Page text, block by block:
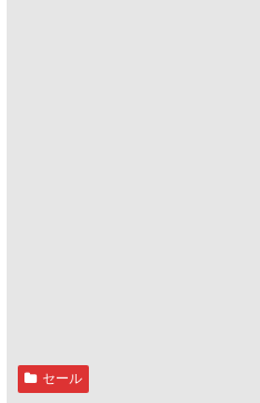
セール